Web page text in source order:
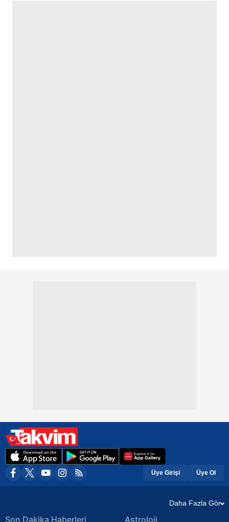
Üye Girişi Üye Ol
Daha Fazla Gör
Son Dakika Haberleri Astroloji